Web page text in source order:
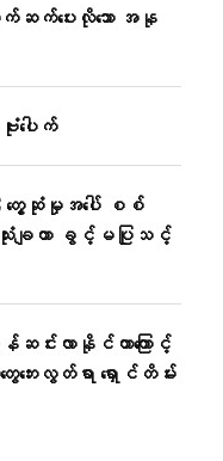
က်ပေးလိုသော အနု
ပေါက်
တွေ့ဆုံမှုအပေါ် စစ်
ျတာ ခွင့်မပြုသင့်
းလာနိုင်တာကြောင့်
ဘေးလွတ်ရာ ရှောင်တိမ်း